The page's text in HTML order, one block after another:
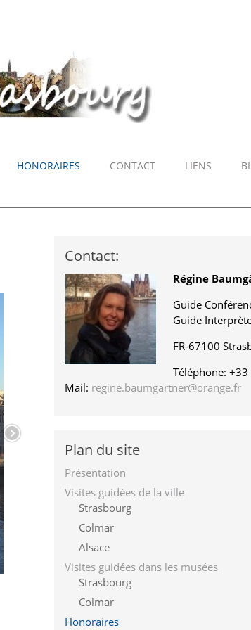
HONORAIRES CONTACT LIENS
Contact:
Régine
Guide
Guide
FR-67100
Téléphone:
Mail: regine.baumgartner@orange.fr
Plan du site
Présentation
Visites guidées de la ville
Strasbourg
Colmar
Alsace
Visites guidées dans les musées
Strasbourg
Colmar
Honoraires